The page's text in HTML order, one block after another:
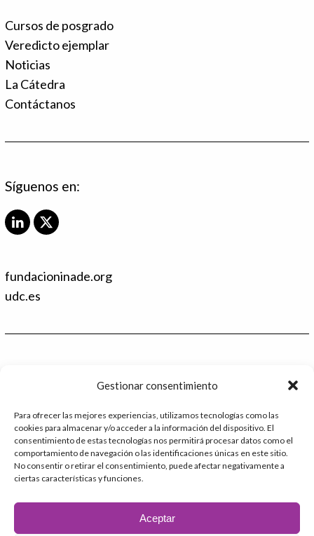
Gestionar consentimiento
Para ofrecer las mejores experiencias, utilizamos tecnologías como las
cookies para almacenar y/o acceder a la información del dispositivo. El
consentimiento de estas tecnologías nos permitirá procesar datos como el
comportamiento de navegación o las identificaciones únicas en este sitio.
No consentir o retirar el consentimiento, puede afectar negativamente a
ciertas características y funciones.
Aceptar
Cursos de posgrado
Veredicto ejemplar
Noticias
La Cátedra
Contáctanos
Síguenos en:
L
e
d
X
t
fundacioninade.org
udc.es
986 48 52 28 - Ext.2
administracion@catedrafundacioninade.org
Universidade da Coruña - Facultad de Derecho
Campus Elviña s/n
15071 – A Coruña